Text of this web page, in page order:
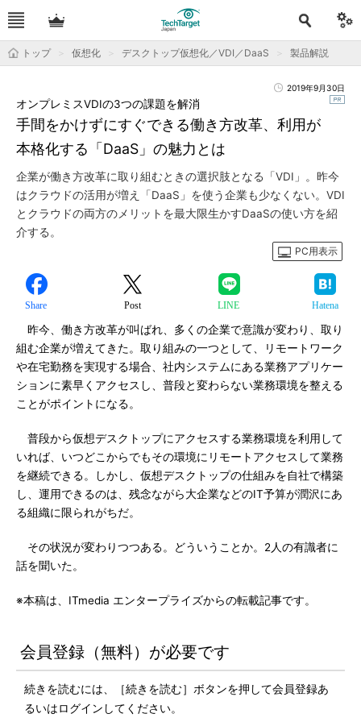
トップ 仮想化 デスクトップ仮想化／VDI／DaaS 製品解説
2019年9月30日
手間をかけずにすぐできる働き方改革、利用が
本格化する「DaaS」の魅力とは
オンプレミスVDIの3つの課題を解消
企業が働き方改革に取り組むときの選択肢となる「VDI」。昨今
はクラウドの活用が増え「DaaS」を使う企業も少なくない。VDI
とクラウドの両方のメリットを最大限生かすDaaSの使い方を紹
介する。
PC用表示
Share Post LINE Hatena
昨今、働き方改革が叫ばれ、多くの企業で意識が変わり、取り
組む企業が増えてきた。取り組みの一つとして、リモートワーク
や在宅勤務を実現する場合、社内システムにある業務アプリケー
ションに素早くアクセスし、普段と変わらない業務環境を整える
ことがポイントになる。
普段から仮想デスクトップにアクセスする業務環境を利用して
いれば、いつどこからでもその環境にリモートアクセスして業務
を継続できる。しかし、仮想デスクトップの仕組みを自社で構築
し、運用できるのは、残念ながら大企業などのIT予算が潤沢にあ
る組織に限られがちだ。
その状況が変わりつつある。どういうことか。2人の有識者に
話を聞いた。
※本稿は、ITmedia エンタープライズからの転載記事です。
会員登録（無料）が必要です
続きを読むには、［続きを読む］ボタンを押して会員登録あ
るいはログインしてください。